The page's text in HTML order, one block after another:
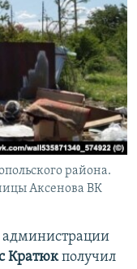
района.
Аксенова ВК
администрации
Кратюкполучил